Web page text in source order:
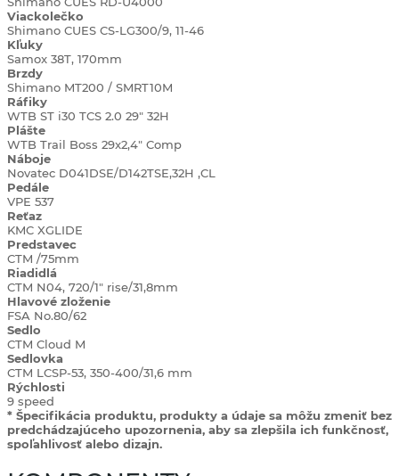
Viackolečko
Shimano CUES CS-LG300/9, 11-46
Kľuky
Samox 38T, 170mm
Brzdy
Shimano MT200 / SMRT10M
Ráfiky
WTB ST i30 TCS 2.0 29" 32H
Plášte
WTB Trail Boss 29x2,4" Comp
Náboje
Novatec D041DSE/D142TSE,32H ,CL
Pedále
VPE 537
Reťaz
KMC XGLIDE
Predstavec
CTM /75mm
Riadidlá
CTM N04, 720/1" rise/31,8mm
Hlavové zloženie
FSA No.80/62
Sedlo
CTM Cloud M
Sedlovka
CTM LCSP-53, 350-400/31,6 mm
Rýchlosti
9 speed
* Špecifikácia produktu, produkty a údaje sa môžu zmeniť bez
predchádzajúceho upozornenia, aby sa zlepšila ich funkčnosť,
spoľahlivosť alebo dizajn.